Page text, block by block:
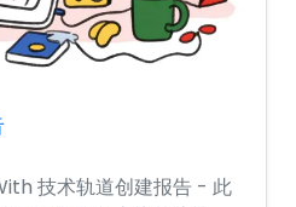
技术轨道创建报告 - 此